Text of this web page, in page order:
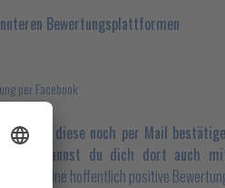
Bewertungsplattformen
per Facebook
diese noch per Mail
kannst du dich dort auch
schreib eine hoffentlich positive